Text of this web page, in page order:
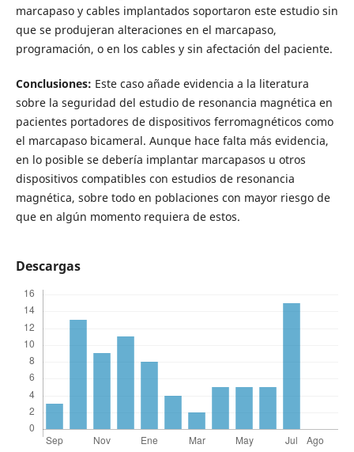
marcapaso y cables implantados soportaron este estudio sin
que se produjeran alteraciones en el marcapaso,
programación, o en los cables y sin afectación del paciente.
Conclusiones: Este caso añade evidencia a la literatura
sobre la seguridad del estudio de resonancia magnética en
pacientes portadores de dispositivos ferromagnéticos como
el marcapaso bicameral. Aunque hace falta más evidencia,
en lo posible se debería implantar marcapasos u otros
dispositivos compatibles con estudios de resonancia
magnética, sobre todo en poblaciones con mayor riesgo de
que en algún momento requiera de estos.
Descargas